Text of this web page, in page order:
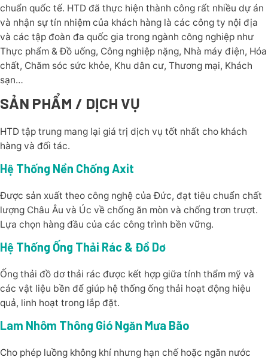
chuẩn quốc tế. HTD đã thực hiện thành công rất nhiều dự án
và nhận sự tín nhiệm của khách hàng là các công ty nội địa
và các tập đoàn đa quốc gia trong ngành công nghiệp như
Thực phẩm & Đồ uống, Công nghiệp nặng, Nhà máy điện, Hóa
chất, Chăm sóc sức khỏe, Khu dân cư, Thương mại, Khách
sạn…
SẢN PHẨM / DỊCH VỤ
HTD tập trung mang lại giá trị dịch vụ tốt nhất cho khách
hàng và đối tác.
Hệ Thống Nền Chống Axit
Được sản xuất theo công nghệ của Đức, đạt tiêu chuẩn chất
lượng Châu Âu và Úc về chống ăn mòn và chống trơn trượt.
Lựa chọn hàng đầu của các công trình bền vững.
Hệ Thống Ống Thải Rác & Đồ Dơ
Ống thải đồ dơ thải rác được kết hợp giữa tính thẩm mỹ và
các vật liệu bền để giúp hệ thống ống thải hoạt động hiệu
quả, linh hoạt trong lắp đặt.
Lam Nhôm Thông Gió Ngăn Mưa Bão
Cho phép luồng không khí nhưng hạn chế hoặc ngăn nước